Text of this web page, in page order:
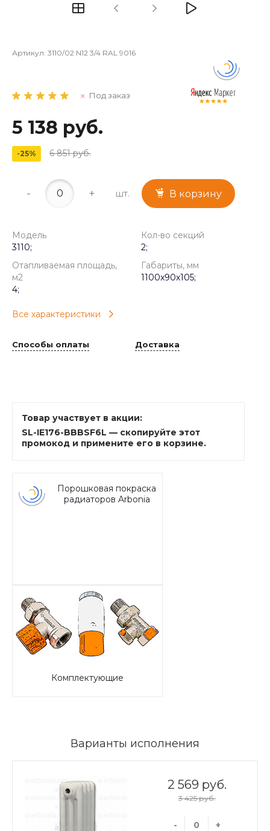
Артикул: 3110/02 N12 3/4 RAL 9016
Под заказ
5 138 руб.
-25% 6 851 руб.
- + шт. В корзину
Модель
3110;
Кол-во секций
2;
Отапливаемая площадь,
м2
4;
Габариты, мм
1100x90x105;
Все характеристики
Способы оплаты Доставка
Товар участвует в акции:
SL-IE176-BBBSF6L — скопируйте этот
промокод и примените его в корзине.
Порошковая покраска
радиаторов Arbonia
Комплектующие
Варианты исполнения
2 569 руб.
3 425 руб.
- +